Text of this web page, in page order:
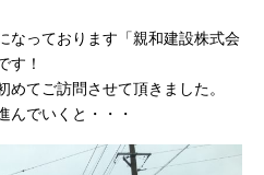
なっております「親和建設株式会
す！
てご訪問させて頂きました。
んでいくと・・・